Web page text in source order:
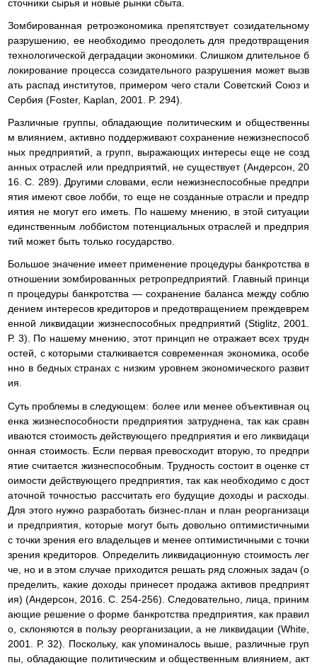
сточники сырья и новые рынки сбыта.
Зомбированная ретроэкономика препятствует созидательному
разрушению, ее необходимо преодолеть для предотвращения
технологической деградации экономики. Слишком длительное б
локирование процесса созидательного разрушения может вызв
ать распад институтов, примером чего стали Советский Союз и
Сербия (Foster, Kaplan, 2001. P. 294).
Различные группы, обладающие политическим и общественны
м влиянием, активно поддерживают сохранение нежизнеспособ
ных предприятий, а групп, выражающих интересы еще не созд
анных отраслей или предприятий, не существует (Андерсон, 20
16. С. 289). Другими словами, если нежизнеспособные предпри
ятия имеют свое лобби, то еще не созданные отрасли и предпр
иятия не могут его иметь. По нашему мнению, в этой ситуации
единственным лоббистом потенциальных отраслей и предприя
тий может быть только государство.
Большое значение имеет применение процедуры банкротства в
отношении зомбированных ретропредприятий. Главный принци
п процедуры банкротства — сохранение баланса между соблю
дением интересов кредиторов и предотвращением преждеврем
енной ликвидации жизнеспособных предприятий (Stiglitz, 2001.
Р. 3). По нашему мнению, этот принцип не отражает всех трудн
остей, с которыми сталкивается современная экономика, особе
нно в бедных странах с низким уровнем экономического развит
ия.
Суть проблемы в следующем: более или менее объективная оц
енка жизнеспособности предприятия затруднена, так как сравн
иваются стоимость действующего предприятия и его ликвидаци
онная стоимость. Если первая превосходит вторую, то предпри
ятие считается жизнеспособным. Трудность состоит в оценке ст
оимости действующего предприятия, так как необходимо с дост
аточной точностью рассчитать его будущие доходы и расходы.
Для этого нужно разработать бизнес-план и план реорганизаци
и предприятия, которые могут быть довольно оптимистичными
с точки зрения его владельцев и менее оптимистичными с точки
зрения кредиторов. Определить ликвидационную стоимость лег
че, но и в этом случае приходится решать ряд сложных задач (о
пределить, какие доходы принесет продажа активов предприят
ия) (Андерсон, 2016. С. 254-256). Следовательно, лица, приним
ающие решение о форме банкротства предприятия, как правил
о, склоняются в пользу реорганизации, а не ликвидации (White,
2001. Р. 32). Поскольку, как упоминалось выше, различные груп
пы, обладающие политическим и общественным влиянием, акт